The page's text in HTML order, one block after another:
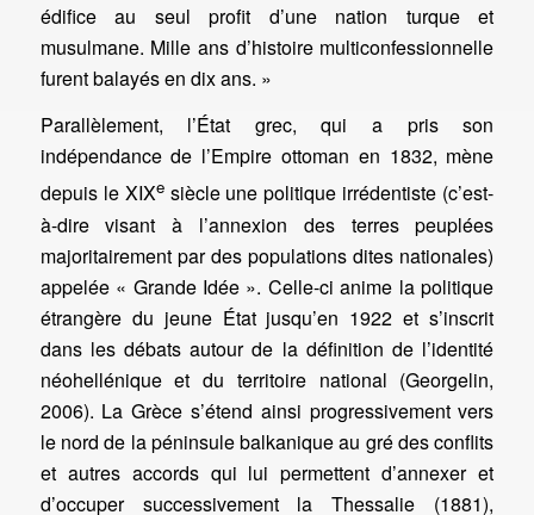
édifice au seul profit d’une nation turque et
musulmane. Mille ans d’histoire multiconfessionnelle
furent balayés en dix ans. »
Parallèlement, l’État grec, qui a pris son
indépendance de l’Empire ottoman en 1832, mène
depuis le XIXesiècle une politique irrédentiste (c’est-
à-dire visant à l’annexion des terres peuplées
majoritairement par des populations dites nationales)
appelée « Grande Idée ». Celle-ci anime la politique
étrangère du jeune État jusqu’en 1922 et s’inscrit
dans les débats autour de la définition de l’identité
néohellénique et du territoire national (Georgelin,
2006). La Grèce s’étend ainsi progressivement vers
le nord de la péninsule balkanique au gré des conflits
et autres accords qui lui permettent d’annexer et
d’occuper successivement la Thessalie (1881),